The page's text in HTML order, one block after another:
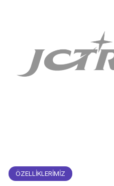
ÖZELLİKLERİMİZ